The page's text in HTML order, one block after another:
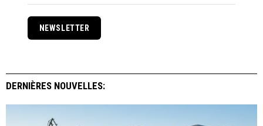
NEWSLETTER
DERNIÈRES NOUVELLES: